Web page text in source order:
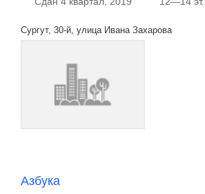
Сургут, 30-й, улица Ивана Захарова
Азбука